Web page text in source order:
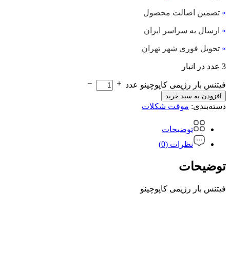
» تضمین اصالت محصول
» ارسال به سراسر ایران
» تحویل فوری شهر تهران
3 عدد در انبار
فیتنس بار رژیمی کاپوچینو عدد
افزودن به سبد خرید
دسته‌بندی: موقت شکلات
توضیحات
نظرات (0)
توضیحات
فیتنس بار رژیمی کاپوچینو